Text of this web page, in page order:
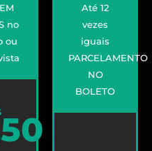
no
ou
Até 12
vezes
iguais
PARCELAMENTO
NO
BOLETO